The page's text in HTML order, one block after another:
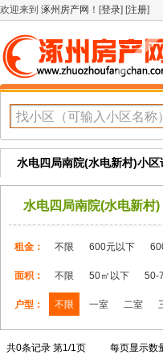
欢迎来到 涿州房产网 ！[登录] [注册]
水电四局南院(水电新村)小区
水电四局南院(水电新村)
租金： 不限 600元以下
面积： 不限 50㎡以下 50-
户型： 不限 一室 二室
共0条记录 第1/1页 每页显示数